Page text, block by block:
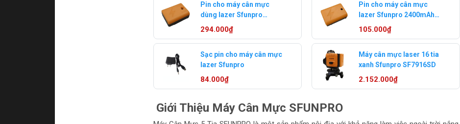
Pin cho máy cân mực
dùng lazer Sfunpro
9000mAh PIN9000
294.000₫
Pin cho máy cân mực
lazer Sfunpro 2400mAh
PIN2400
105.000₫
Sạc pin cho máy cân mực
lazer Sfunpro
84.000₫
Máy cân mực laser 16 tia
xanh Sfunpro SF7916SD
2.152.000₫
Giới Thiệu Máy Cân Mực SFUNPRO